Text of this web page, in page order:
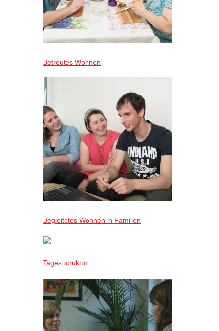
Betreutes Wohnen
Begleitetes Wohnen in Familien
Tages·struktur